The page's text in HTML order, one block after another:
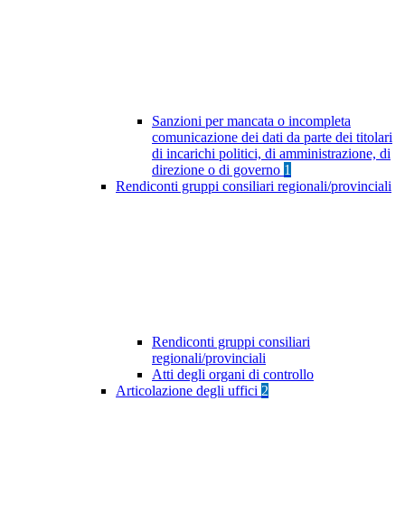
Sanzioni per mancata o incompleta
comunicazione dei dati da parte dei titolari
di incarichi politici, di amministrazione, di
direzione o di governo 1
Rendiconti gruppi consiliari regionali/provinciali
Rendiconti gruppi consiliari
regionali/provinciali
Atti degli organi di controllo
Articolazione degli uffici 2